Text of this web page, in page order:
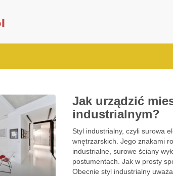
Jak urządzić
industrialnym?
Styl industrialny, czyli surowa
wnętrzarskich. Jego znakami
industrialne, surowe ściany
postumentach. Jak w prosty
Obecnie styl industrialny